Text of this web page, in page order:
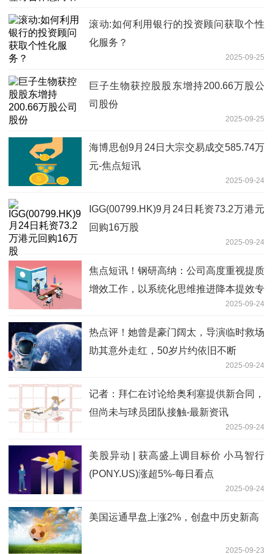
滚动:如何利用银行的投资顾问获取个性
化服务？
2025-09-25
巨子生物获控股股东增持200.66万股公
司股份
2025-09-25
海博思创9月24日大宗交易成交585.74万
元-焦点短讯
2025-09-24
IGG(00799.HK)9月24日耗资73.2万港元
回购16万股
2025-09-24
焦点短讯！钢研高纳：公司高度重视提质
增效工作，以系统化思维推进降本提效专
2025-09-24
热点评！她曾是豪门阔太，导演临时救场
助其意外走红，50岁片约依旧不断
2025-09-24
记者：拜仁在讨论给奥利塞提供新合同，
但尚未与球员团队接触-最新资讯
2025-09-24
美股异动 | 获高盛上调目标价 小马智行
(PONY.US)涨超5%-每日看点
2025-09-24
美国运通早盘上涨2%，创盘中历史新高
2025-09-23